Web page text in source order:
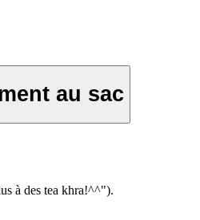
au sac
à des tea khra!^^").